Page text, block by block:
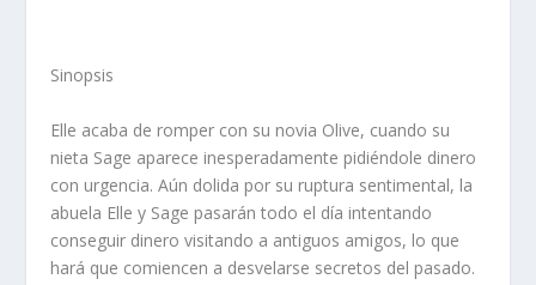
Sinopsis
Elle acaba de romper con su novia Olive, cuando su
nieta Sage aparece inesperadamente pidiéndole dinero
con urgencia. Aún dolida por su ruptura sentimental, la
abuela Elle y Sage pasarán todo el día intentando
conseguir dinero visitando a antiguos amigos, lo que
hará que comiencen a desvelarse secretos del pasado.